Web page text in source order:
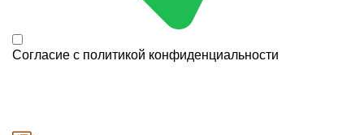
Согласие с политикой конфиденциальности